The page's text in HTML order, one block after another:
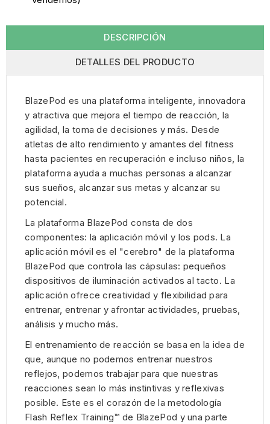
DESCRIPCIÓN
DETALLES DEL PRODUCTO
BlazePod es una plataforma inteligente, innovadora
y atractiva que mejora el tiempo de reacción, la
agilidad, la toma de decisiones y más. Desde
atletas de alto rendimiento y amantes del fitness
hasta pacientes en recuperación e incluso niños, la
plataforma ayuda a muchas personas a alcanzar
sus sueños, alcanzar sus metas y alcanzar su
potencial.
La plataforma BlazePod consta de dos
componentes: la aplicación móvil y los pods. La
aplicación móvil es el "cerebro" de la plataforma
BlazePod que controla las cápsulas: pequeños
dispositivos de iluminación activados al tacto. La
aplicación ofrece creatividad y flexibilidad para
entrenar, entrenar y afrontar actividades, pruebas,
análisis y mucho más.
El entrenamiento de reacción se basa en la idea de
que, aunque no podemos entrenar nuestros
reflejos, podemos trabajar para que nuestras
reacciones sean lo más instintivas y reflexivas
posible. Este es el corazón de la metodología
Flash Reflex Training™ de BlazePod y una parte